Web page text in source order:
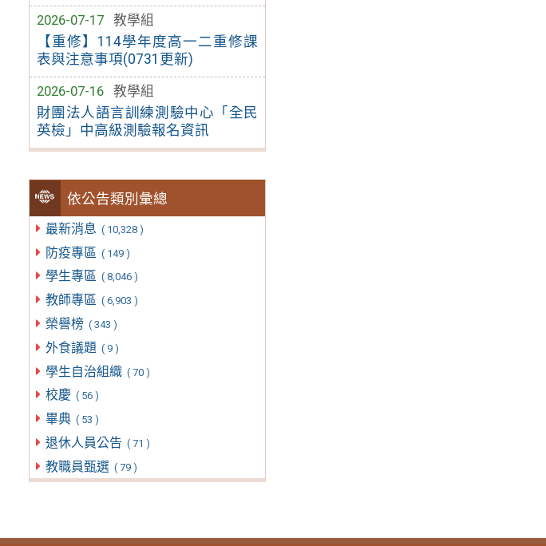
2026-07-17
教學組
【重修】114學年度高一二重修課
表與注意事項(0731更新)
2026-07-16
教學組
財團法人語言訓練測驗中心「全民
英檢」中高級測驗報名資訊
依公告類別彙總
最新消息 ( 10,328 )
防疫專區 ( 149 )
學生專區 ( 8,046 )
教師專區 ( 6,903 )
榮譽榜 ( 343 )
外食議題 ( 9 )
學生自治組織 ( 70 )
校慶 ( 56 )
畢典 ( 53 )
退休人員公告 ( 71 )
教職員甄選 ( 79 )